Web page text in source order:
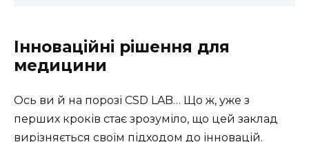
Інноваційні рішення для
медицини
Ось ви й на порозі CSD LAB… Що ж, уже з
перших кроків стає зрозуміло, що цей заклад
вирізняється своїм підходом до інновацій.